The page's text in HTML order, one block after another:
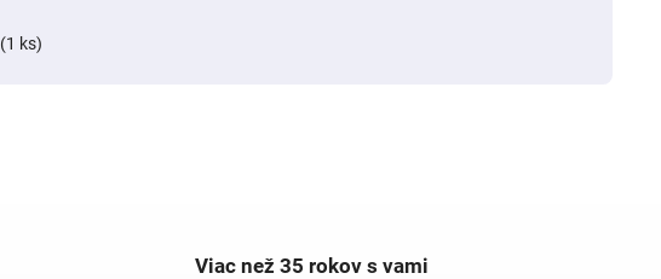
(1 ks)
Viac než 35 rokov s vami